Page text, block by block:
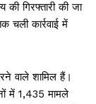
गिरफ्तारी की जा
कार्रवाई में
वाले शामिल हैं।
में 1,435 मामले